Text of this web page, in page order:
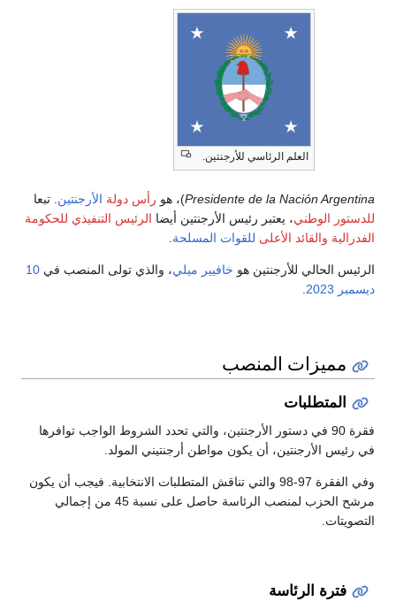
العلم الرئاسي للأرجنتين.
Presidente de la Nación Argentina)، هو رأس دولة الأرجنتين . تبعا
للدستور الوطني، يعتبر رئيس الأرجنتين أيضا الرئيس التنفيذي للحكومة
الفدرالية والقائد الأعلى للقوات المسلحة
الرئيس الحالي للأرجنتين هو خافيير ميلي، والذي تولى المنصب في 10
ديسمبر 2023
مميزات المنصب
المتطلبات
فقرة 90 في دستور الأرجنتين، والتي تحدد الشروط الواجب توافرها
في رئيس الأرجنتين، أن يكون مواطن أرجنتيني المولد.
وفي الفقرة 97-98 والتي تناقش المتطلبات الانتخابية. فيجب أن يكون
مرشح الحزب لمنصب الرئاسة حاصل على نسبة 45 من إجمالي
التصويتات.
فترة الرئاسة